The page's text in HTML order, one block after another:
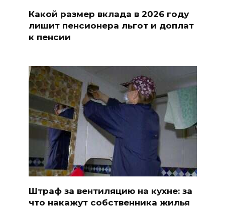
Какой размер вклада в 2026 году
лишит пенсионера льгот и доплат
к пенсии
Штраф за вентиляцию на кухне: за
что накажут собственника жилья